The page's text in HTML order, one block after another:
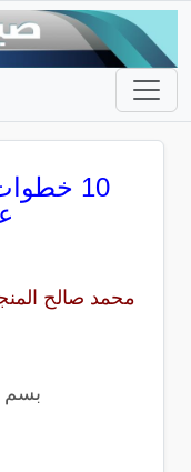
10
محمد صالح
بسم